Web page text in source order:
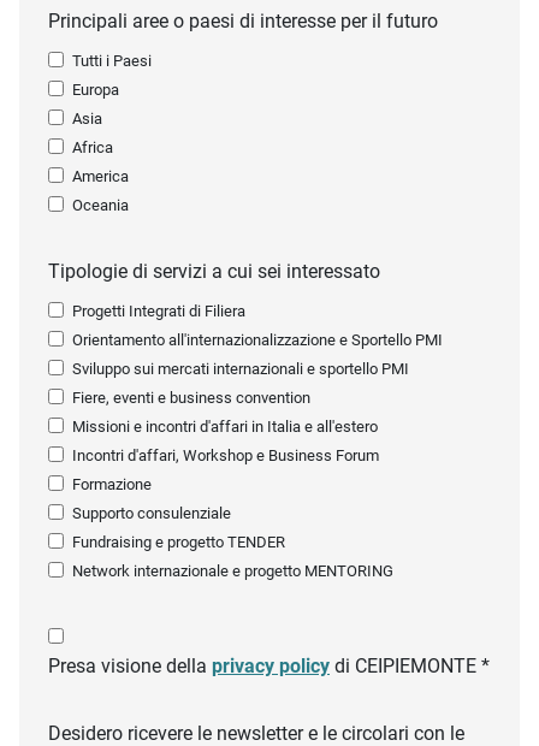
Principali aree o paesi di interesse per il futuro
Tutti i Paesi
Europa
Asia
Africa
America
Oceania
Tipologie di servizi a cui sei interessato
Progetti Integrati di Filiera
Orientamento all'internazionalizzazione e Sportello PMI
Sviluppo sui mercati internazionali e sportello PMI
Fiere, eventi e business convention
Missioni e incontri d'affari in Italia e all'estero
Incontri d'affari, Workshop e Business Forum
Formazione
Supporto consulenziale
Fundraising e progetto TENDER
Network internazionale e progetto MENTORING
Presa visione della privacy policy di CEIPIEMONTE *
Desidero ricevere le newsletter e le circolari con le